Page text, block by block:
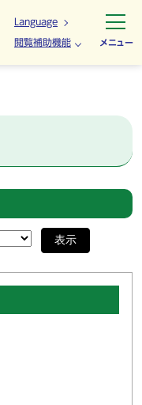
Language
閲覧補助機能 メニュー
表示